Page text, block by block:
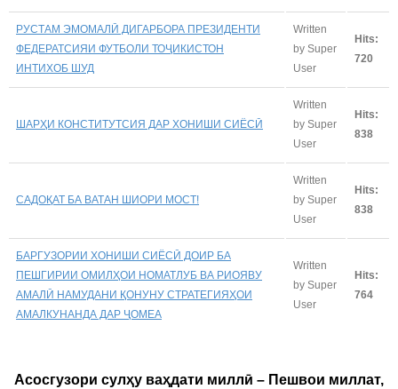
РУСТАМ ЭМОМАЛӢ ДИГАРБОРА ПРЕЗИДЕНТИ
ФЕДЕРАТСИЯИ ФУТБОЛИ ТОҶИКИСТОН
ИНТИХОБ ШУД
Written
by Super
User
Hits:
720
ШАРҲИ КОНСТИТУТСИЯ ДАР ХОНИШИ СИЁСӢ
Written
by Super
User
Hits:
838
САДОҚАТ БА ВАТАН ШИОРИ МОСТ!
Written
by Super
User
Hits:
838
БАРГУЗОРИИ ХОНИШИ СИЁСӢ ДОИР БА
ПЕШГИРИИ ОМИЛҲОИ НОМАТЛУБ ВА РИОЯВУ
АМАЛӢ НАМУДАНИ ҚОНУНУ СТРАТЕГИЯҲОИ
АМАЛКУНАНДА ДАР ҶОМЕА
Written
by Super
User
Hits:
764
Асосгузори сулҳу ваҳдати миллӣ – Пешвои миллат,